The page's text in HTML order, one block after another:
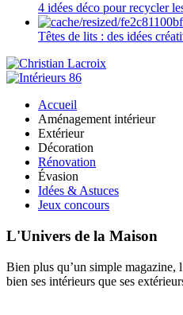
4 idées déco pour recycler
Têtes de lits : des idées
Accueil
Aménagement intérieur
Extérieur
Décoration
Rénovation
Évasion
Idées & Astuces
Jeux concours
L'Univers de la Maison
Bien plus qu’un simple magazine,
bien ses intérieurs que ses